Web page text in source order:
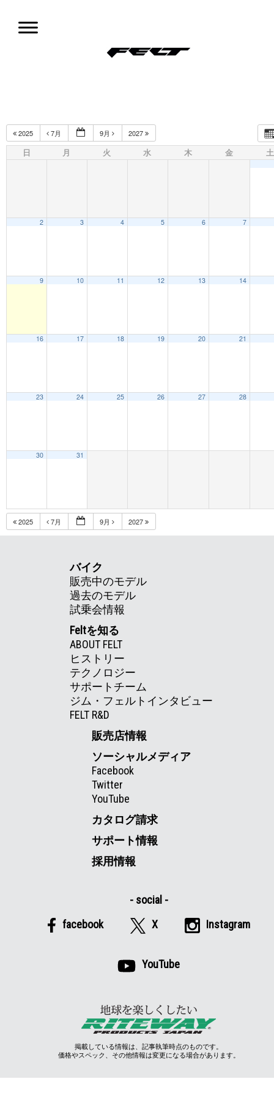
ン
2025 7月 9月 2027
日 月 火 水 木 金 土
2 3 4 5 6 7
9 10 11 12 13 14
16 17 18 19 20 21
23 24 25 26 27 28
30 31
2025 7月 9月 2027
バイク
販売中のモデル
過去のモデル
試乗会情報
Feltを知る
ABOUT FELT
ヒストリー
テクノロジー
サポートチーム
ジム・フェルトインタビュー
FELT R&D
販売店情報
ソーシャルメディア
Facebook
Twitter
YouTube
カタログ請求
サポート情報
採用情報
facebook X Instagram
YouTube
掲載している情報は、記事執筆時点のものです。
価格やスペック、その他情報は変更になる場合があります。